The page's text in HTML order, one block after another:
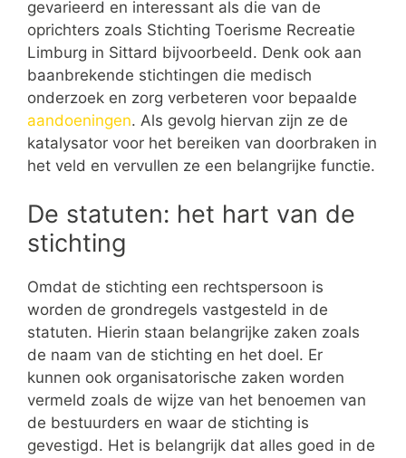
gevarieerd en interessant als die van de
oprichters zoals Stichting Toerisme Recreatie
Limburg in Sittard bijvoorbeeld. Denk ook aan
baanbrekende stichtingen die medisch
onderzoek en zorg verbeteren voor bepaalde
aandoeningen. Als gevolg hiervan zijn ze de
katalysator voor het bereiken van doorbraken in
het veld en vervullen ze een belangrijke functie.
De statuten: het hart van de
stichting
Omdat de stichting een rechtspersoon is
worden de grondregels vastgesteld in de
statuten. Hierin staan belangrijke zaken zoals
de naam van de stichting en het doel. Er
kunnen ook organisatorische zaken worden
vermeld zoals de wijze van het benoemen van
de bestuurders en waar de stichting is
gevestigd. Het is belangrijk dat alles goed in de